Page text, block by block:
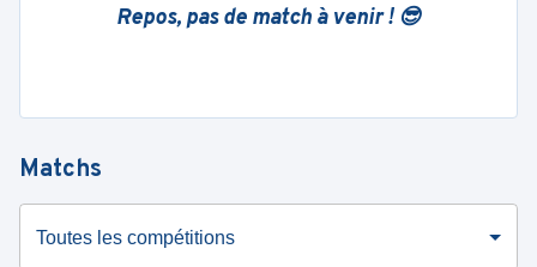
Repos, pas de match à venir ! 😎
Matchs
Toutes les compétitions